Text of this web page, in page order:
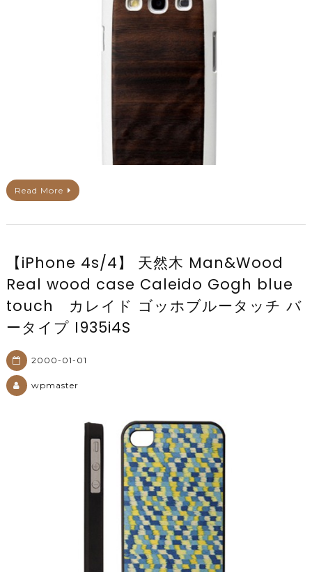
Read More
【iPhone 4s/4】 天然木 Man&Wood
Real wood case Caleido Gogh blue
touch カレイド ゴッホブルータッチ バ
ータイプ I935i4S
2000-01-01
wpmaster